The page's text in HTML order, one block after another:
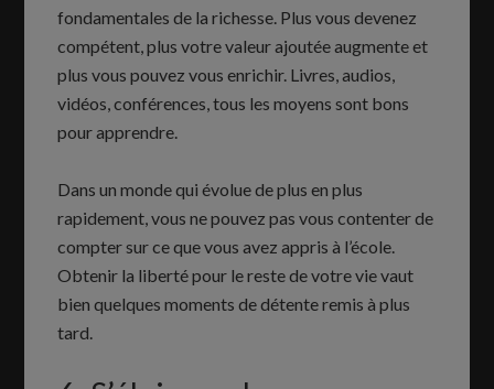
fondamentales de la richesse. Plus vous devenez
compétent, plus votre valeur ajoutée augmente et
plus vous pouvez vous enrichir. Livres, audios,
vidéos, conférences, tous les moyens sont bons
pour apprendre.
Dans un monde qui évolue de plus en plus
rapidement, vous ne pouvez pas vous contenter de
compter sur ce que vous avez appris à l’école.
Obtenir la liberté pour le reste de votre vie vaut
bien quelques moments de détente remis à plus
tard.